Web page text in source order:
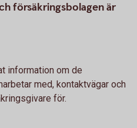
försäkringsbolagen är
information om de
med, kontaktvägar och
för.